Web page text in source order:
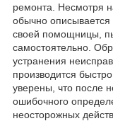
ремонта. Несмотря
обычно описывается
своей помощницы,
самостоятельно.
устранения
производится
уверены, что после
ошибочного
неосторожных